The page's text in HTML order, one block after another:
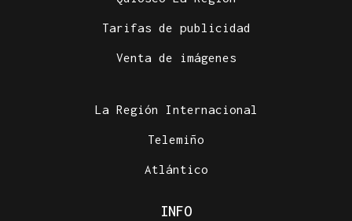
Tarifas de publicidad
Venta de imágenes
La Región Internacional
Telemiño
Atlántico
INFO